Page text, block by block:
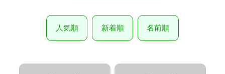
人気順 新着順 名前順